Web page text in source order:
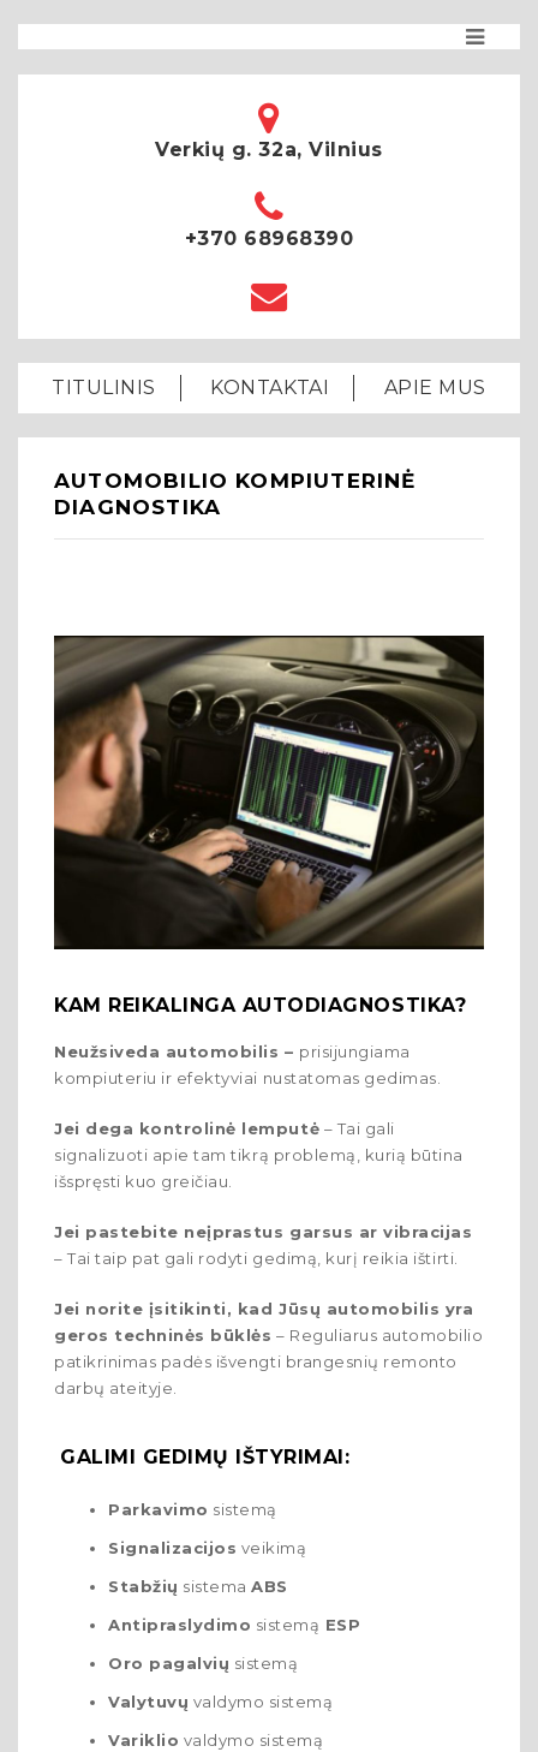
Verkių g. 32a, Vilnius
+370 68968390
TITULINIS KONTAKTAI APIE MUS
AUTOMOBILIO KOMPIUTERINĖ
DIAGNOSTIKA
KAM REIKALINGA AUTODIAGNOSTIKA?
Neužsiveda automobilis – prisijungiama
kompiuteriu ir efektyviai nustatomas gedimas.
Jei dega kontrolinė lemputė – Tai gali
signalizuoti apie tam tikrą problemą, kurią būtina
išspręsti kuo greičiau.
Jei pastebite neįprastus garsus ar vibracijas
– Tai taip pat gali rodyti gedimą, kurį reikia ištirti.
Jei norite įsitikinti, kad Jūsų automobilis yra
geros techninės būklės – Reguliarus automobilio
patikrinimas padės išvengti brangesnių remonto
darbų ateityje.
GALIMI GEDIMŲ IŠTYRIMAI:
Parkavimo sistemą
Signalizacijos veikimą
Stabžių sistemaABS
Antipraslydimo sistemą ESP
Oro pagalvių sistemą
Valytuvų valdymo sistemą
Variklio valdymo sistemą